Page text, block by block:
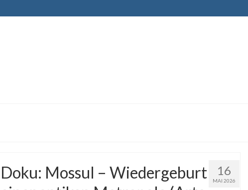
16
MAI 2026
Doku: Mossul – Wiedergeburt